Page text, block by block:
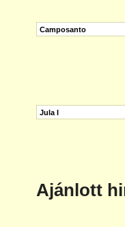
Camposanto
Jula I
Ajánlott